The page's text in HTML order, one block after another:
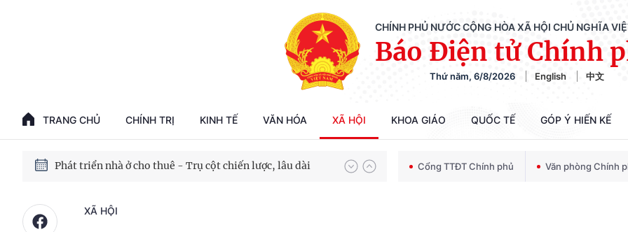
CHÍNH PHỦ NƯỚC CỘNG HÒA XÃ HỘI CHỦ NGHĨA
Báo Điện tử Chính
Thứ năm, 6/8/2026 English 中文
TRANG CHỦ CHÍNH TRỊ KINH TẾ VĂN HÓA XÃ HỘI KHOA GIÁO QUỐC TẾ GÓP Ý HIẾN KẾ
Phát triển kinh tế nhà nước trong kỷ nguyên mới
Chiến dịch 500 ngày đêm tìm kiếm, quy tập và xác định danh tính hài cốt liệt sĩ
Bảo vệ nền tảng tư tưởng của Đảng trong kỷ nguyên phát triển mới
Phát triển nhà ở cho thuê - Trụ cột chiến lược, lâu dài Cổng TTĐT Chính phủ Văn phòng Chính
XÃ HỘI